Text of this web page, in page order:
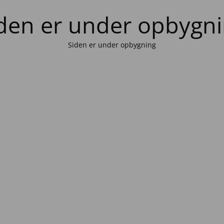
er under
Siden er under opbygning